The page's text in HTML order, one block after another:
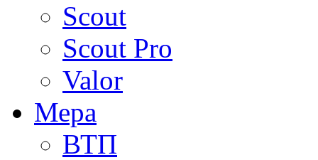
Scout
Scout Pro
Valor
Мера
ВТП